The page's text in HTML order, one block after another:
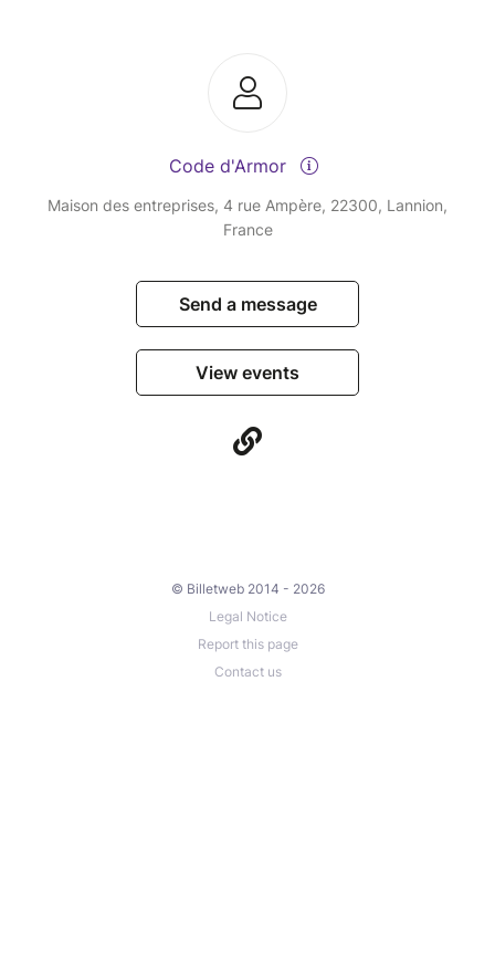
Code d'Armor
Maison des entreprises, 4 rue Ampère, 22300, Lannion,
France
Send a message
View events
© Billetweb 2014 - 2026
Legal Notice
Report this page
Contact us